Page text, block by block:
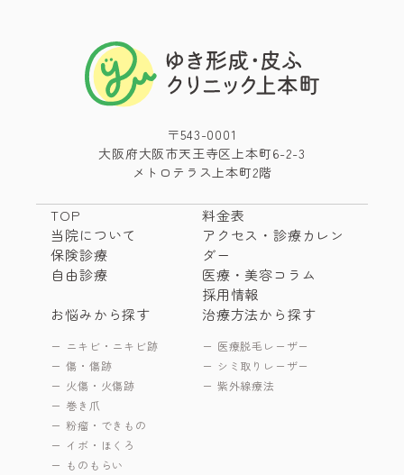
〒543-0001
大阪府大阪市天王寺区上本町6-2-3
メトロテラス上本町2階
TOP
当院について
保険診療
自由診療
料金表
アクセス・診療カレン
ダー
医療・美容コラム
採用情報
お悩みから探す
ニキビ・ニキビ跡
傷・傷跡
火傷・火傷跡
巻き爪
粉瘤・できもの
イボ・ほくろ
ものもらい
治療方法から探す
医療脱毛レーザー
シミ取りレーザー
紫外線療法